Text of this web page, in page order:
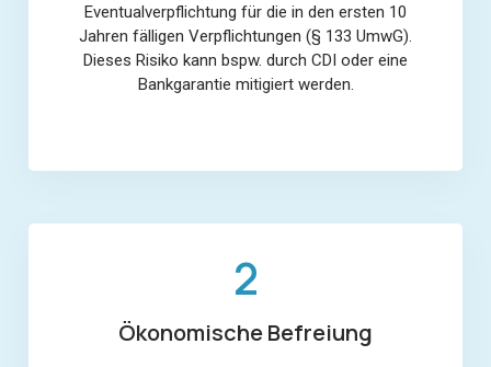
Eventualverpflichtung für die in den ersten 10
Jahren fälligen Verpflichtungen (§ 133 UmwG).
Dieses Risiko kann bspw. durch CDI oder eine
Bankgarantie mitigiert werden.
2
Ökonomische Befreiung